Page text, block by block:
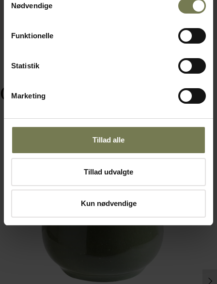
Nødvendige
Funktionelle
Statistik
Marketing
Tillad alle
Tillad udvalgte
Kun nødvendige
Ofte købt sammen med